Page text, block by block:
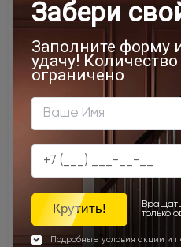
Pala Moderno / Пала